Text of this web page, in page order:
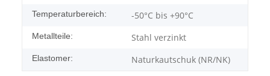
Temperaturbereich: -50°C bis +90°C
Metallteile: Stahl verzinkt
Elastomer: Naturkautschuk (NR/NK)